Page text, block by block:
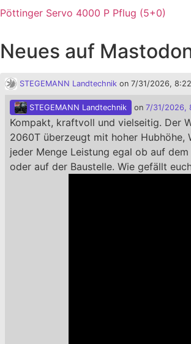
Pöttinger Servo 4000 P Pflug (5+0)
Neues auf
STEGEMANN Landtechnik on 7/31/2026,
STEGEMANN Landtechnik on 7/31/2026,
Kompakt, kraftvoll und vielseitig. Der
2060T überzeugt mit hoher Hubhöhe,
jeder Menge Leistung egal ob auf
oder auf der Baustelle. Wie gefällt